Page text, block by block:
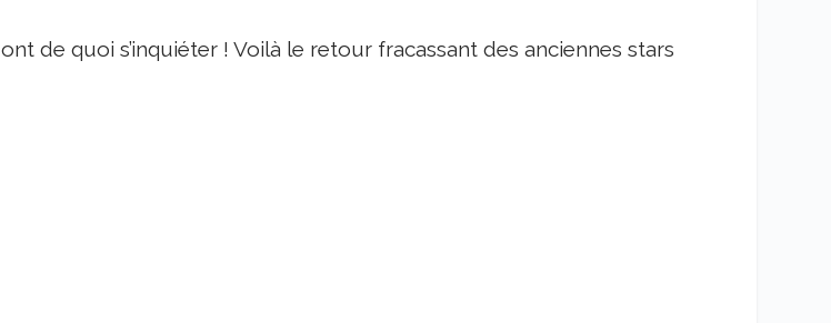
de quoi s’inquiéter ! Voilà le retour fracassant des anciennes stars